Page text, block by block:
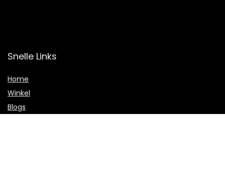
Snelle Links
Home
Winkel
Blogs